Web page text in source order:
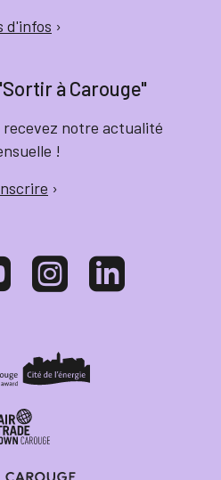
d'infos ›
à Carouge"
notre actualité
!
›